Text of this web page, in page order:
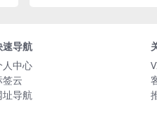
速导航
人中心
签云
址导航